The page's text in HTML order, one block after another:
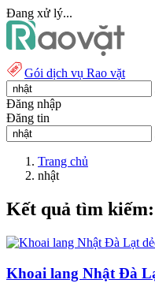
Đang xử lý...
Gói dịch vụ Rao vặt
Đăng nhập
Đăng tin
Trang chủ
nhật
Kết quả tìm kiếm:
Khoai lang Nhật Đà